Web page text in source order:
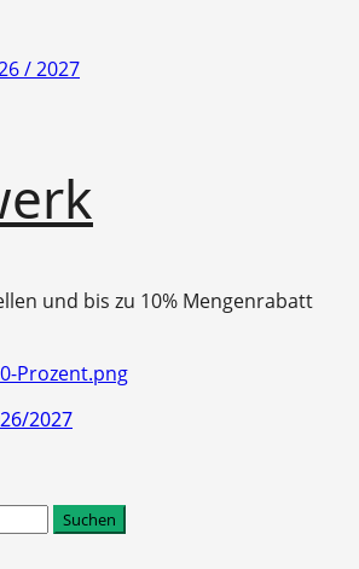
/ 2027
und bis zu 10% Mengenrabatt
2027